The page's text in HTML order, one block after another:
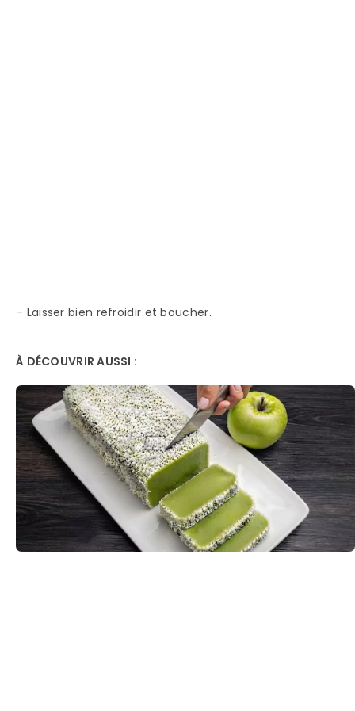
– Laisser bien refroidir et boucher.
À DÉCOUVRIR AUSSI :